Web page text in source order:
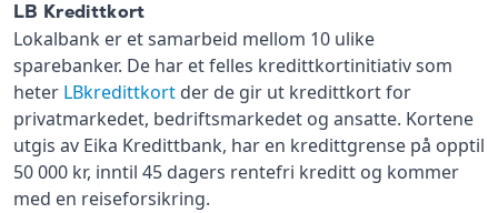
LB Kredittkort
Lokalbank er et samarbeid mellom 10 ulike
sparebanker. De har et felles kredittkortinitiativ som
heter LBkredittkort der de gir ut kredittkort for
privatmarkedet, bedriftsmarkedet og ansatte. Kortene
utgis av Eika Kredittbank, har en kredittgrense på opptil
50 000 kr, inntil 45 dagers rentefri kreditt og kommer
med en reiseforsikring.